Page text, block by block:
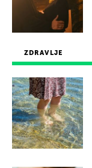
ZDRAVLJE